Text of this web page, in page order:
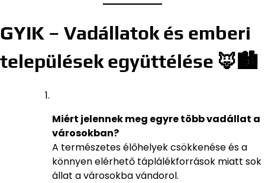
GYIK – Vadállatok és emberi
települések együttélése 🦊🏙️
Miért jelennek meg egyre több vadállat a
városokban?
A természetes élőhelyek csökkenése és a
könnyen elérhető táplálékforrások miatt sok
állat a városokba vándorol.